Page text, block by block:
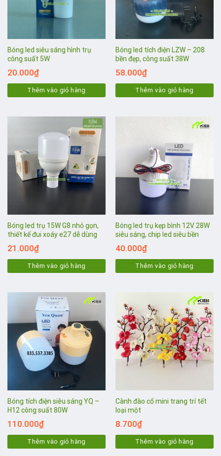
Bóng led siêu sáng hình trụ
công suất 5W
20.000₫
Thêm vào giỏ hàng
Bóng led tích điện LZW – 208
bền đẹp, công suất 38W
58.000₫
Thêm vào giỏ hàng
Bóng led trụ 15W G8 nhỏ gọn,
thiết kế đui xoáy e27 dễ dùng
21.000₫
Thêm vào giỏ hàng
Bóng led trụ kẹp bình 12V 28W
siêu sáng, chip led siêu bền
40.000₫
Thêm vào giỏ hàng
Bóng tích điện siêu sáng YQ –
H12 công suất 80W
110.000₫
Thêm vào giỏ hàng
Cành đào cổ mini trang trí tết
loại một
8.700₫
Thêm vào giỏ hàng